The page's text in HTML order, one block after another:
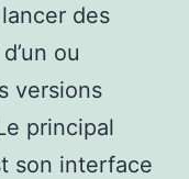
des
ou
versions
principal
son interface